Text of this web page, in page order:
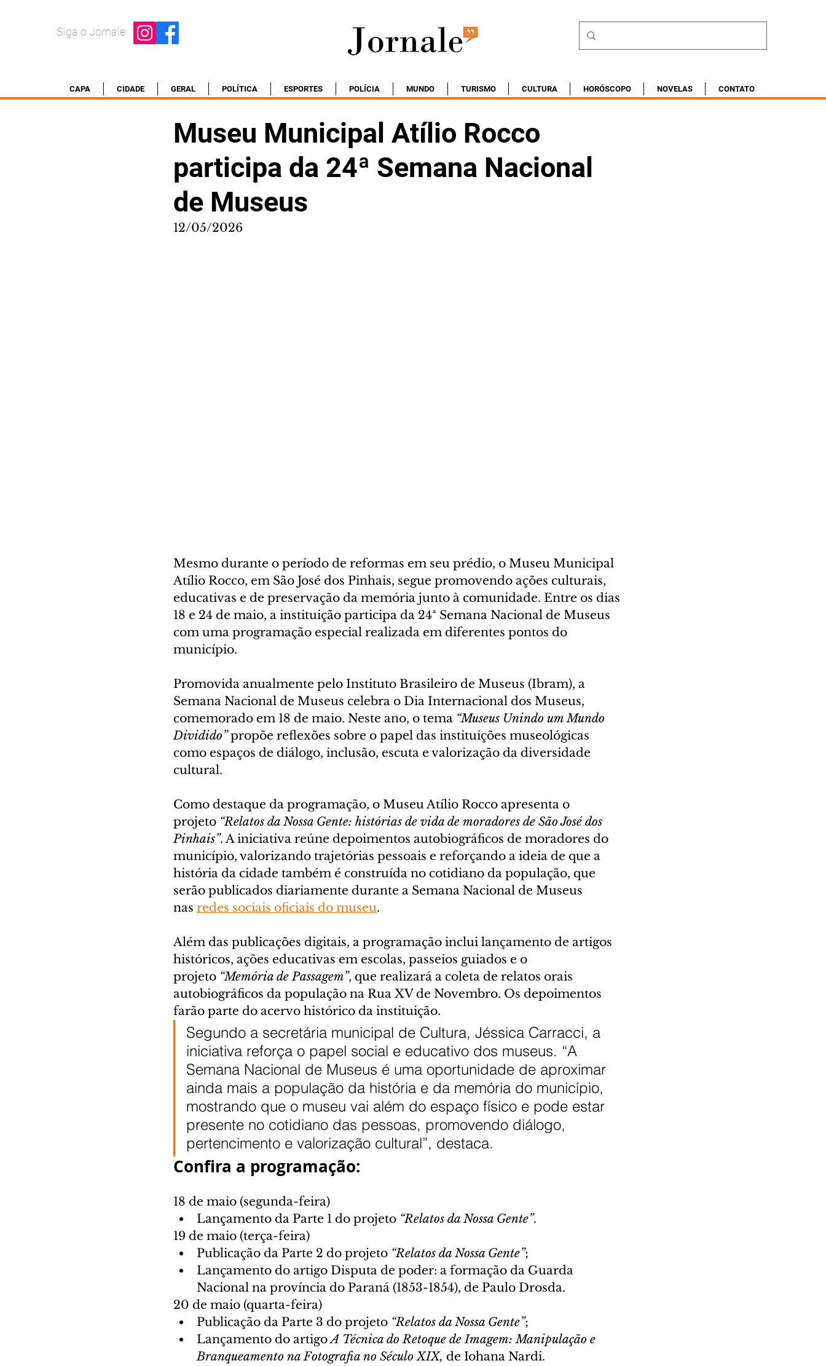
Siga o Jornale
CAPA CIDADE GERAL POLÍTICA ESPORTES POLÍCIA MUNDO TURISMO CULTURA HORÓSCOPO NOVELAS CONTATO
Museu Municipal Atílio Rocco
participa da 24ª Semana Nacional
de Museus
12/05/2026
Mesmo durante o período de reformas em seu prédio, o Museu Municipal
Atílio Rocco, em São José dos Pinhais, segue promovendo ações culturais,
educativas e de preservação da memória junto à comunidade. Entre os dias
18 e 24 de maio, a instituição participa da 24ª Semana Nacional de Museus
com uma programação especial realizada em diferentes pontos do
município.
Promovida anualmente pelo Instituto Brasileiro de Museus (Ibram), a
Semana Nacional de Museus celebra o Dia Internacional dos Museus,
comemorado em 18 de maio. Neste ano, o tema “Museus Unindo um Mundo
Dividido” propõe reflexões sobre o papel das instituições museológicas
como espaços de diálogo, inclusão, escuta e valorização da diversidade
cultural.
Como destaque da programação, o Museu Atílio Rocco apresenta o
projeto “Relatos da Nossa Gente: histórias de vida de moradores de São José dos
Pinhais”. A iniciativa reúne depoimentos autobiográficos de moradores do
município, valorizando trajetórias pessoais e reforçando a ideia de que a
história da cidade também é construída no cotidiano da população, que
serão publicados diariamente durante a Semana Nacional de Museus
nas redes sociais oficiais do museu.
Além das publicações digitais, a programação inclui lançamento de artigos
históricos, ações educativas em escolas, passeios guiados e o
projeto “Memória de Passagem”, que realizará a coleta de relatos orais
autobiográficos da população na Rua XV de Novembro. Os depoimentos
farão parte do acervo histórico da instituição.
Segundo a secretária municipal de Cultura, Jéssica Carracci, a
iniciativa reforça o papel social e educativo dos museus. “A
Semana Nacional de Museus é uma oportunidade de aproximar
ainda mais a população da história e da memória do município,
mostrando que o museu vai além do espaço físico e pode estar
presente no cotidiano das pessoas, promovendo diálogo,
pertencimento e valorização cultural”, destaca.
Confira a programação:
18 de maio (segunda-feira)
Lançamento da Parte 1 do projeto “Relatos da Nossa Gente”.
19 de maio (terça-feira)
Publicação da Parte 2 do projeto “Relatos da Nossa Gente”;
Lançamento do artigo Disputa de poder: a formação da Guarda
Nacional na província do Paraná (1853-1854), de Paulo Drosda.
20 de maio (quarta-feira)
Publicação da Parte 3 do projeto “Relatos da Nossa Gente”;
Lançamento do artigo A Técnica do Retoque de Imagem: Manipulação e
Branqueamento na Fotografia no Século XIX, de Iohana Nardi.